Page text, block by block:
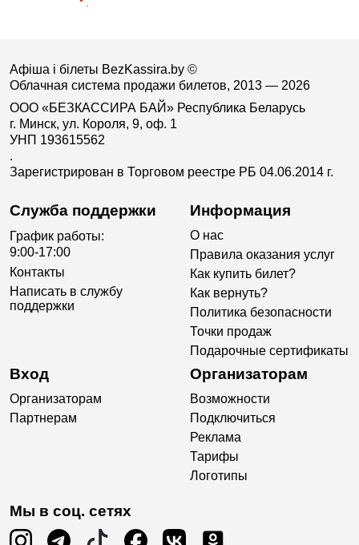
Афіша і білеты BezKassira.by ©
Облачная система продажи билетов, 2013 — 2026
ООО «БЕЗКАССИРА БАЙ» Республика Беларусь
г. Минск, ул. Короля, 9, оф. 1
УНП 193615562
.
Зарегистрирован в Торговом реестре РБ 04.06.2014 г.
Служба поддержки
График работы:
9:00-17:00
Контакты
Написать в службу
поддержки
Информация
О нас
Правила оказания услуг
Как купить билет?
Как вернуть?
Политика безопасности
Точки продаж
Подарочные сертификаты
Вход
Организаторам
Партнерам
Организаторам
Возможности
Подключиться
Реклама
Тарифы
Логотипы
Мы в соц. сетях